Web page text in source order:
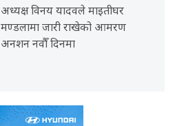
अध्यक्ष विनय यादवले माइतीघर
मण्डलामा जारी राखेको आमरण
अनशन नवौँ दिनमा